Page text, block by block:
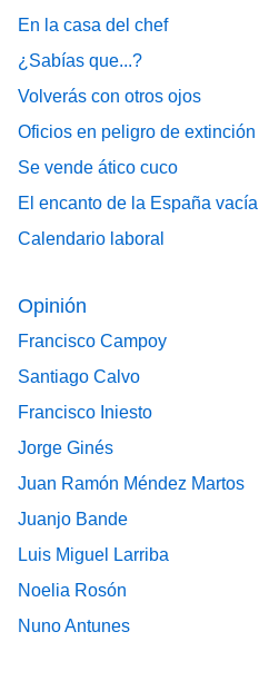
En la casa del chef
¿Sabías que...?
Volverás con otros ojos
Oficios en peligro de extinción
Se vende ático cuco
El encanto de la España vacía
Calendario laboral
Opinión
Francisco Campoy
Santiago Calvo
Francisco Iniesto
Jorge Ginés
Juan Ramón Méndez Martos
Juanjo Bande
Luis Miguel Larriba
Noelia Rosón
Nuno Antunes